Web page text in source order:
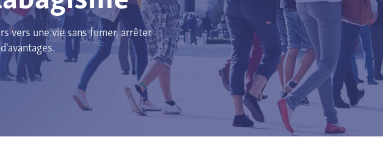
vers une vie sans fumer, arrêter